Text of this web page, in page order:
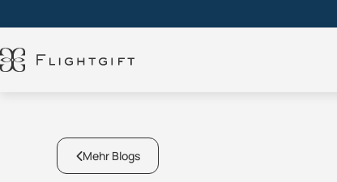
Mehr Blogs